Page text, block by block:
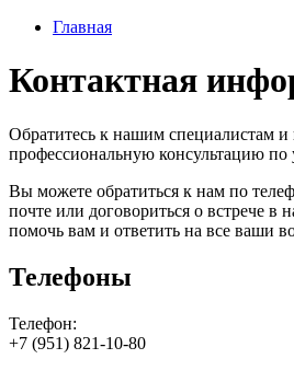
Главная
Контактная
Обратитесь к нашим специалистам и
профессиональную консультацию по
Вы можете обратиться к нам по
почте или договориться о встрече в
помочь вам и ответить на все ваши
Телефоны
Телефон:
+7 (951) 821-10-80